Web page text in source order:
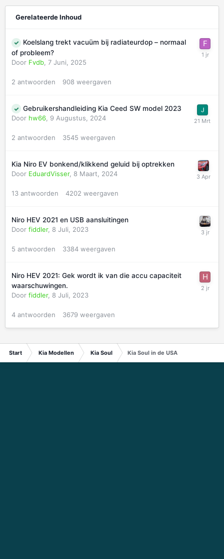
Gerelateerde Inhoud
Koelslang trekt vacuüm bij radiateurdop – normaal
of probleem?
Door Fvdb 7 Juni, 2025
2 antwoorden 908 weergaven
Gebruikershandleiding Kia Ceed SW model 2023
Door hw66, 9 Augustus, 2024
2 antwoorden 3545 weergaven
Kia Niro EV bonkend/klikkend geluid bij optrekken
Door EduardVisser, 8 Maart, 2024
13 antwoorden 4202 weergaven
Niro HEV 2021 en USB aansluitingen
Door fiddler, 8 Juli, 2023
5 antwoorden 3384 weergaven
Niro HEV 2021: Gek wordt ik van die accu capaciteit
waarschuwingen.
Door fiddler, 8 Juli, 2023
4 antwoorden 3679 weergaven
Start Kia Modellen Kia Soul Kia Soul in de USA